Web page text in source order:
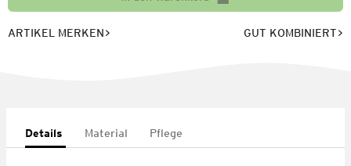
ARTIKEL MERKEN GUT KOMBINIERT
Details Material Pflege